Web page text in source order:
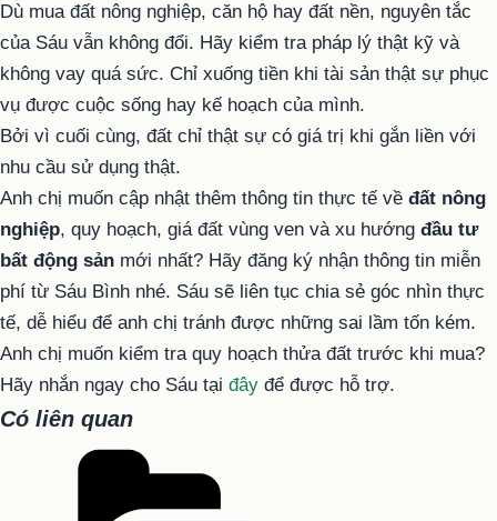
Dù mua đất nông nghiệp, căn hộ hay đất nền, nguyên tắc
của Sáu vẫn không đổi. Hãy kiểm tra pháp lý thật kỹ và
không vay quá sức. Chỉ xuống tiền khi tài sản thật sự phục
vụ được cuộc sống hay kế hoạch của mình.
Bởi vì cuối cùng, đất chỉ thật sự có giá trị khi gắn liền với
nhu cầu sử dụng thật.
Anh chị muốn cập nhật thêm thông tin thực tế về đất nông
nghiệp, quy hoạch, giá đất vùng ven và xu hướng đầu tư
bất động sản mới nhất? Hãy đăng ký nhận thông tin miễn
phí từ Sáu Bình nhé. Sáu sẽ liên tục chia sẻ góc nhìn thực
tế, dễ hiểu để anh chị tránh được những sai lầm tốn kém.
Anh chị muốn kiểm tra quy hoạch thửa đất trước khi mua?
Hãy nhắn ngay cho Sáu tại đây để được hỗ trợ.
Có liên quan